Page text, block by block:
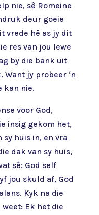
nie, sê Romeine
deur goeie
vrede hê as jy dit
res van jou lewe
by die bank uit
jy probeer ‘n
kan nie.
voor God,
insig gekom het,
sy huis in, en vra
dak van sy huis,
sê: God self
jou skuld af, God
Kyk na die
weet: Ek het die